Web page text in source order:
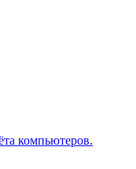
компьютеров.